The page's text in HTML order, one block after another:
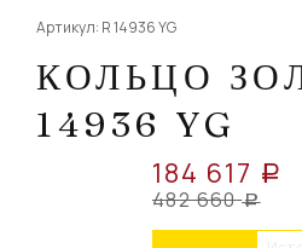
Артикул: R 14936 YG
КОЛЬЦО
14936 YG
184 617 a
482 660 a